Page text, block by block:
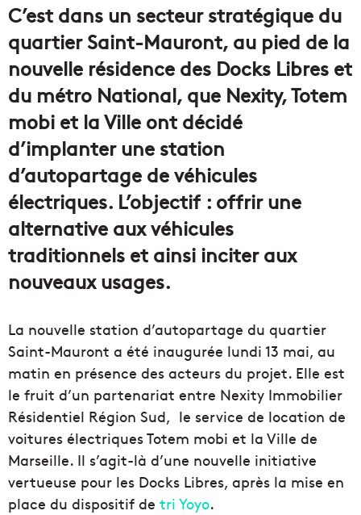
C’est dans un secteur stratégique du
quartier Saint-Mauront, au pied de la
nouvelle résidence des Docks Libres et
du métro National, que Nexity, Totem
mobi et la Ville ont décidé
d’implanter une station
d’autopartage de véhicules
électriques. L’objectif : offrir une
alternative aux véhicules
traditionnels et ainsi inciter aux
nouveaux usages.
La nouvelle station d’autopartage du quartier
Saint-Mauront a été inaugurée lundi 13 mai, au
matin en présence des acteurs du projet. Elle est
le fruit d’un partenariat entre Nexity Immobilier
Résidentiel Région Sud, le service de location de
voitures électriques Totem mobi et la Ville de
Marseille. Il s’agit-là d’une nouvelle initiative
vertueuse pour les Docks Libres, après la mise en
place du dispositif de tri Yoyo.